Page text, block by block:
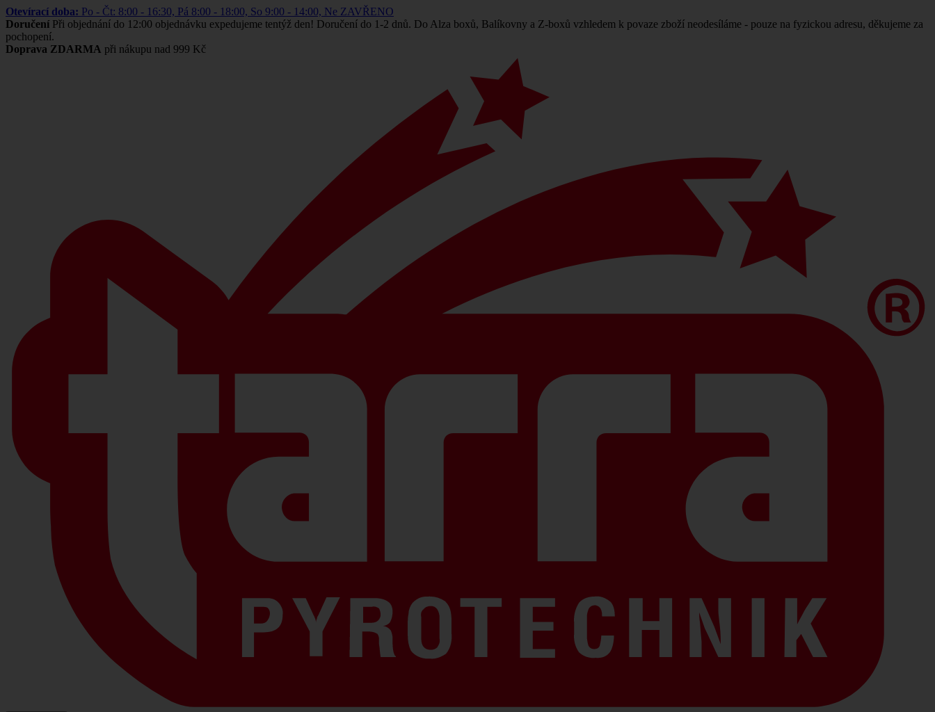
Otevírací doba: Po - Čt: 8:00 - 16:30, Pá 8:00 - 18:00, So 9:00 - 14:00, Ne ZAVŘENO
Doručení Při objednání do 12:00 objednávku expedujeme tentýž den! Doručení do 1-2 dnů. Do Alza boxů, Balíkovny a Z-boxů vzhledem k povaze zboží neodesíláme - pouze na fyzickou adresu, děkujeme za
pochopení.
Doprava ZDARMA při nákupu nad 999 Kč